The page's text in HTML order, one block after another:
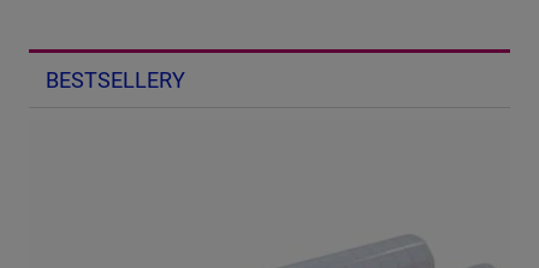
BESTSELLERY